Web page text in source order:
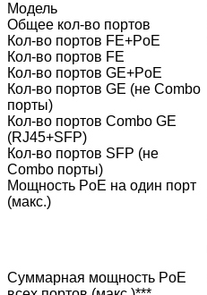
Модель
Общее кол-во портов
Кол-во портов FE+PoE
Кол-во портов FE
Кол-во портов GE+PoE
Кол-во портов GE (не Combo
порты)
Кол-во портов Combo GE
(RJ45+SFP)
Кол-во портов SFP (не
Combo порты)
Мощность PoE на один порт
(макс.)
Суммарная мощность PoE